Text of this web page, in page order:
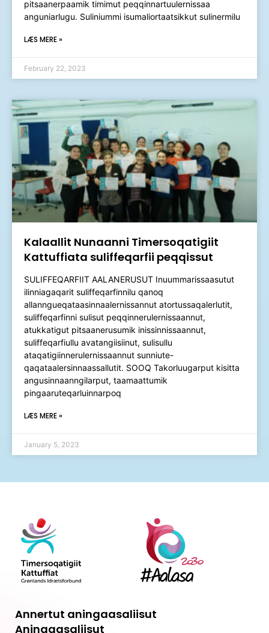
pitsaanerpaamik timimut peqqinnartuulernissaa
anguniarlugu. Suliniummi isumaliortaatsikkut sulinermilu
LÆS MERE »
February 22, 2023
Kalaallit Nunaanni Timersoqatigiit
Kattuffiata suliffeqarfii peqqissut
SULIFFEQARFIIT AALANERUSUT​ Inuummarissaasutut
ilinniagaqarit suliffeqarfinnilu qanoq
allanngueqataasinnaalernissannut atortussaqalerlutit,
suliffeqarfinni sulisut peqqinnerulernissaannut,
atukkatigut pitsaanerusumik inissinnissaannut,
suliffeqarfiullu avatangiisiinut, sulisullu
ataqatigiinnerulernissaannut sunniute-
qaqataalersinnaassallutit. SOOQ Takorluugarput kisitta
angusinnaanngilarput, taamaattumik
pingaaruteqarluinnarpoq
LÆS MERE »
January 5, 2023
Annertut aningaasaliisut
Aningaasaliisut